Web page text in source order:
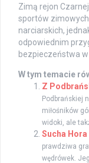
Zimą rejon
sportów
narciarskich,
odpowiednim
bezpieczeństwa w
W tym temacie
Z
Podbrańskiej
miłośników
widoki, ale
Sucha
prawdziwa
wędrówek.